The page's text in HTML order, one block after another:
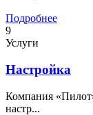
Подробнее
9
Услуги
Настройка
Компания
настр...